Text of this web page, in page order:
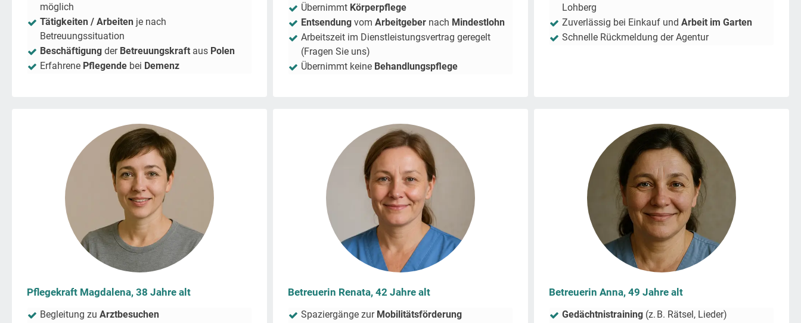
möglich
Tätigkeiten / Arbeiten je nach
Betreuungssituation
Beschäftigung der Betreuungskraft aus Polen
Erfahrene Pflegende bei Demenz
Übernimmt Körperpflege
Entsendung vom Arbeitgeber nach Mindestlohn
Arbeitszeit im Dienstleistungsvertrag geregelt
(Fragen Sie uns)
Übernimmt keine Behandlungspflege
Lohberg
Zuverlässig bei Einkauf und Arbeit im Garten
Schnelle Rückmeldung der Agentur
Pflegekraft Magdalena, 38 Jahre alt
Begleitung zu Arztbesuchen
Betreuerin Renata, 42 Jahre alt
Spaziergänge zur Mobilitätsförderung
Betreuerin Anna, 49 Jahre alt
Gedächtnistraining (z. B. Rätsel, Lieder)